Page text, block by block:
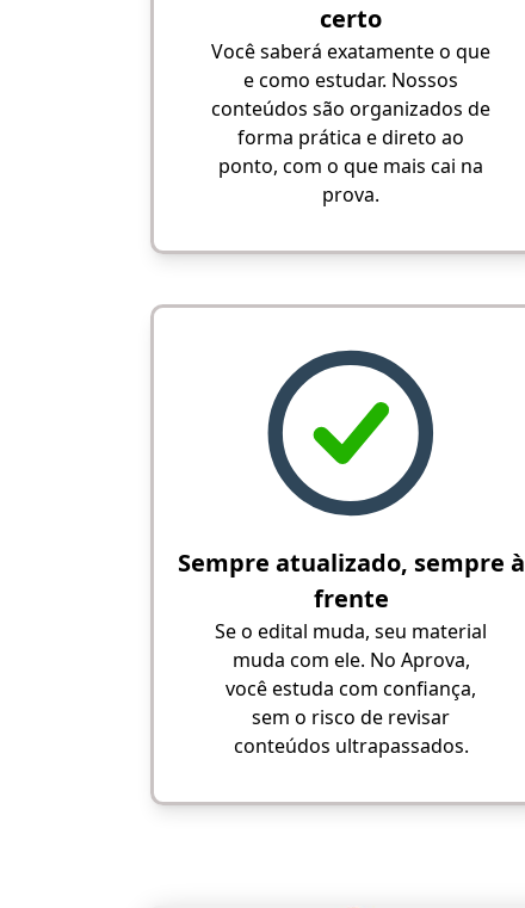
certo
Você saberá exatamente o que
e como estudar. Nossos
conteúdos são organizados de
forma prática e direto ao
ponto, com o que mais cai na
prova.
Sempre atualizado, sempre à
frente
Se o edital muda, seu material
muda com ele. No Aprova,
você estuda com confiança,
sem o risco de revisar
conteúdos ultrapassados.